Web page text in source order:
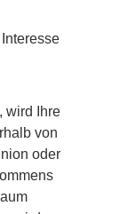
wird Ihre
von
oder